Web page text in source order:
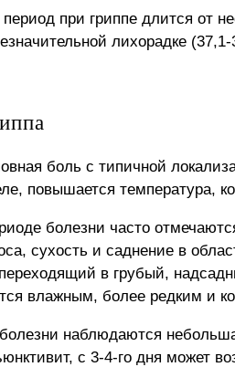
при гриппе длится от
лихорадке
боль с типичной
повышается температура,
болезни часто
сухость и саднение в
в грубый,
влажным, более редким и
наблюдаются
с 3-4-го дня может